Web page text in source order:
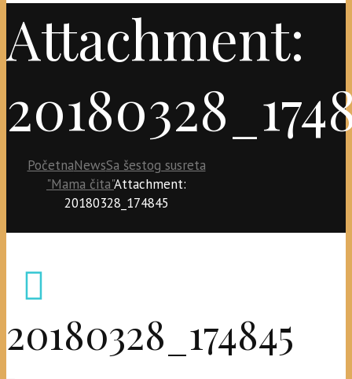
Attachment:
PočetnaNewsSa šestog susreta
"Mama čita"Attachment:
20180328_174845
20180328_174845